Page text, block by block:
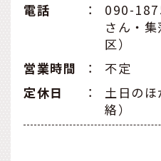
電話
：
090-
さん・
区）
営業時間
：
不定
定休日
：
土日の
絡）